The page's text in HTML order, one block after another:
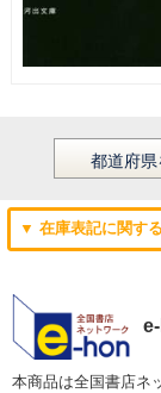
▼ 在庫表記に関す
本商品は全国書店ネ